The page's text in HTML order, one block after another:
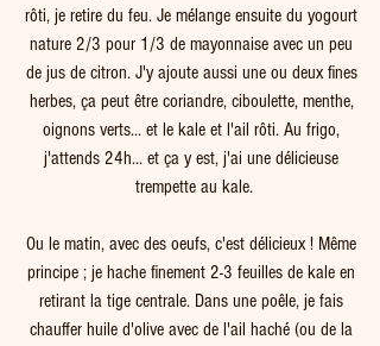
rôti, je retire du feu. Je mélange ensuite du yogourt
nature 2/3 pour 1/3 de mayonnaise avec un peu
de jus de citron. J'y ajoute aussi une ou deux fines
herbes, ça peut être coriandre, ciboulette, menthe,
oignons verts... et le kale et l'ail rôti. Au frigo,
j'attends 24h... et ça y est, j'ai une délicieuse
trempette au kale.
Ou le matin, avec des oeufs, c'est délicieux ! Même
principe ; je hache finement 2-3 feuilles de kale en
retirant la tige centrale. Dans une poêle, je fais
chauffer huile d'olive avec de l'ail haché (ou de la